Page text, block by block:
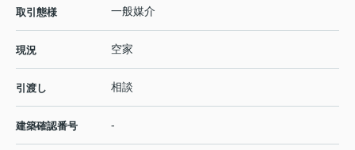
取引態様 一般媒介
現況 空家
引渡し 相談
建築確認番号 -